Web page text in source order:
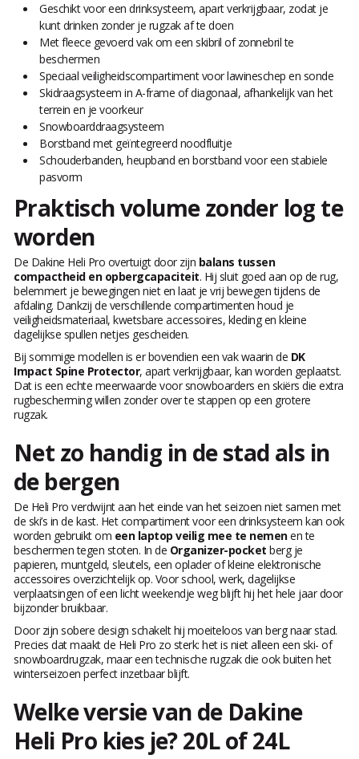
Geschikt voor een drinksysteem, apart verkrijgbaar, zodat je
kunt drinken zonder je rugzak af te doen
Met fleece gevoerd vak om een skibril of zonnebril te
beschermen
Speciaal veiligheidscompartiment voor lawineschep en sonde
Skidraagsysteem in A-frame of diagonaal, afhankelijk van het
terrein en je voorkeur
Snowboarddraagsysteem
Borstband met geïntegreerd noodfluitje
Schouderbanden, heupband en borstband voor een stabiele
pasvorm
Praktisch volume zonder log te
worden
De Dakine Heli Pro overtuigt door zijn balans tussen
compactheid en opbergcapaciteit. Hij sluit goed aan op de rug,
belemmert je bewegingen niet en laat je vrij bewegen tijdens de
afdaling. Dankzij de verschillende compartimenten houd je
veiligheidsmateriaal, kwetsbare accessoires, kleding en kleine
dagelijkse spullen netjes gescheiden.
Bij sommige modellen is er bovendien een vak waarin de DK
Impact Spine Protector, apart verkrijgbaar, kan worden geplaatst.
Dat is een echte meerwaarde voor snowboarders en skiërs die extra
rugbescherming willen zonder over te stappen op een grotere
rugzak.
Net zo handig in de stad als in
de bergen
De Heli Pro verdwijnt aan het einde van het seizoen niet samen met
de ski’s in de kast. Het compartiment voor een drinksysteem kan ook
worden gebruikt om een laptop veilig mee te nemenen te
beschermen tegen stoten. In de Organizer-pocket berg je
papieren, muntgeld, sleutels, een oplader of kleine elektronische
accessoires overzichtelijk op. Voor school, werk, dagelijkse
verplaatsingen of een licht weekendje weg blijft hij het hele jaar door
bijzonder bruikbaar.
Door zijn sobere design schakelt hij moeiteloos van berg naar stad.
Precies dat maakt de Heli Pro zo sterk: het is niet alleen een ski- of
snowboardrugzak, maar een technische rugzak die ook buiten het
winterseizoen perfect inzetbaar blijft.
Welke versie van de Dakine
Heli Pro kies je? 20L of 24L